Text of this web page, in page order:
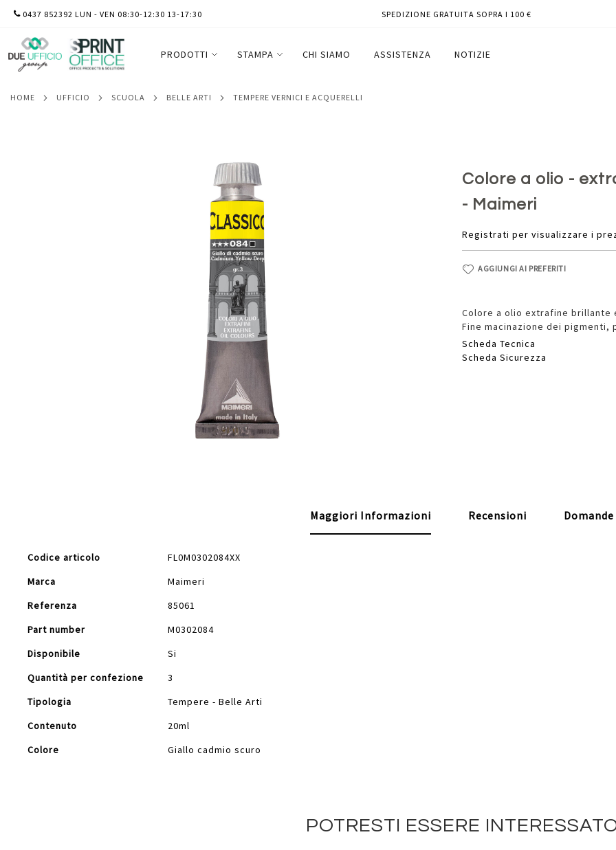
SALTA
CONTENUTO
0437 852392 LUN - VEN 08:30-12:30 13-17:30 SPEDIZIONE GRATUITA SOPRA I 100 €
PRODOTTI STAMPA CHI SIAMO ASSISTENZA NOTIZIE
HOME UFFICIO SCUOLA BELLE ARTI TEMPERE VERNICI E ACQUERELLI
Colore a olio -
- Maimeri
Registrati per visualizzare i
AGGIUNGI AI PREFERITI
Colore a olio extrafine brillante
Fine macinazione dei
Scheda Tecnica
Scheda Sicurezza
immagini
Maggiori Informazioni
Maggiori
Codice articolo
FL0M0302084XX
Marca
Maimeri
Referenza
85061
Part number
M0302084
Disponibile
Si
Quantità per confezione
3
Tipologia
Tempere - Belle Arti
Contenuto
20ml
Colore
Giallo cadmio scuro
Recensioni Domande
POTRESTI ESSERE